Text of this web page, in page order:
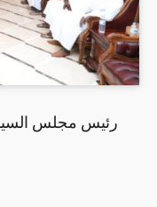
رئيس مجلس